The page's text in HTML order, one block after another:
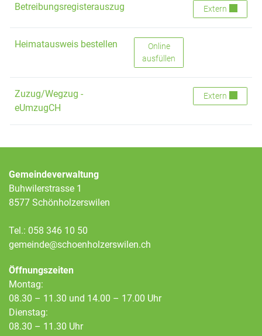
Betreibungsregisterauszug Extern
Heimatausweis bestellen Heimatausweis bestellen
Online
ausfüllen
Zuzug/Wegzug -
eUmzugCH
Zuzug/Wegzug
Extern
Gemeindeverwaltung
Buhwilerstrasse 1
8577 Schönholzerswilen
Tel.: 058 346 10 50
gemeinde@schoenholzerswilen.ch
Öffnungszeiten
Montag:
08.30 – 11.30 und 14.00 – 17.00 Uhr
Dienstag:
08.30 – 11.30 Uhr